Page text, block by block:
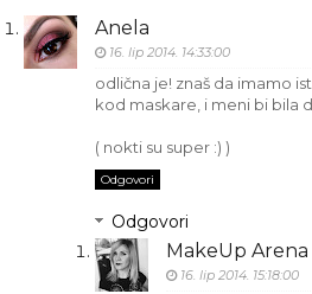
Anela
16. lip 2014. 14:33:00
odlična je! znaš da imamo
kod maskare, i meni bi bila
( nokti su super :) )
Odgovori
Odgovori
MakeUp Arena
16. lip 2014. 15:18:00